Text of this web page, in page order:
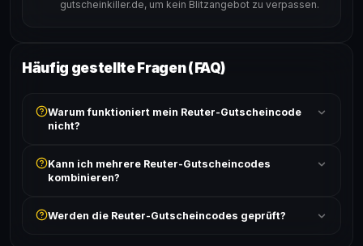
gutscheinkiller.de, um kein Blitzangebot zu verpassen.
Häufig gestellte Fragen (FAQ)
Warum funktioniert mein Reuter-Gutscheincode
nicht?
ist und ob der Code nicht für bereits reduzierte Artikel
gilt. Alle Bedingungen findest du unter „Details".
Kann ich mehrere Reuter-Gutscheincodes
kombinieren?
akzeptiert. Die Kombination mehrerer Codes ist meist
Werden die Reuter-Gutscheincodes geprüft?